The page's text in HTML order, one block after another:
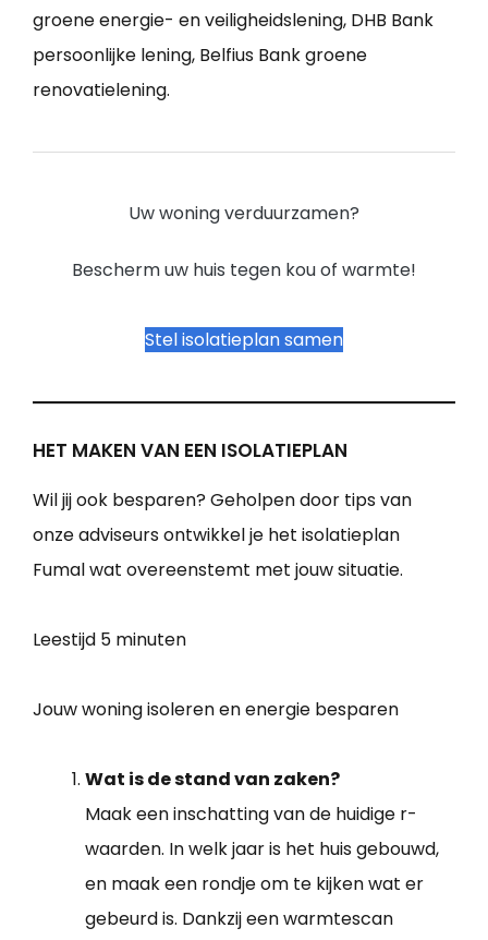
groene energie- en veiligheidslening, DHB Bank
persoonlijke lening, Belfius Bank groene
renovatielening.
Uw woning verduurzamen?
Bescherm uw huis tegen kou of warmte!
Stel isolatieplan samen
HET MAKEN VAN EEN ISOLATIEPLAN
Wil jij ook besparen? Geholpen door tips van
onze adviseurs ontwikkel je het isolatieplan
Fumal wat overeenstemt met jouw situatie.
Leestijd 5 minuten
Jouw woning isoleren en energie besparen
Wat is de stand van zaken?
Maak een inschatting van de huidige r-
waarden. In welk jaar is het huis gebouwd,
en maak een rondje om te kijken wat er
gebeurd is. Dankzij een warmtescan